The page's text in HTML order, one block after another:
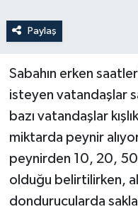
Paylaş
Sabahın erken
isteyen vatandaşlar
bazı vatandaşlar
miktarda peynir
peynirden 10, 20,
olduğu belirtilirken,
dondurucularda
Teknoloji